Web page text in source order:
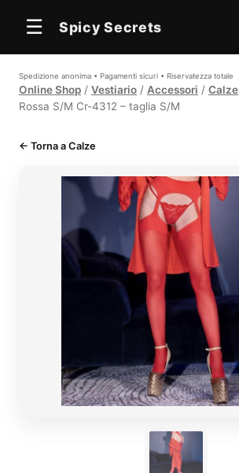
☰ Spicy Secrets
Spedizione anonima • Pagamenti sicuri • Riservatezza totale
Online Shop / Vestiario / Accessori / Calze
Rossa S/M Cr-4312 – taglia S/M
← Torna a Calze